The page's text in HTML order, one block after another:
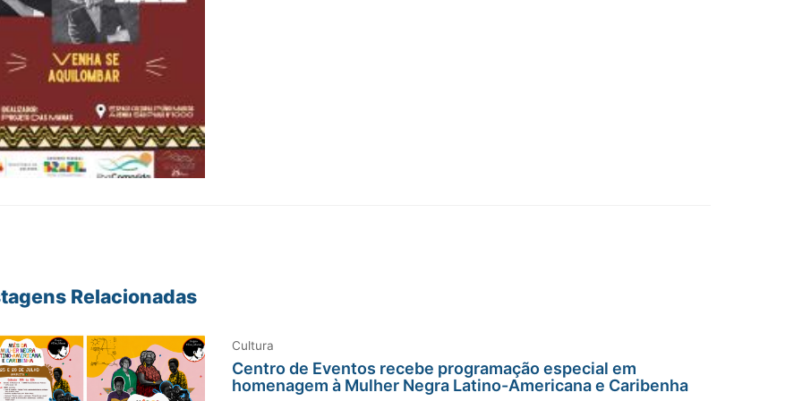
Relacionadas
Cultura
Centro de Eventos recebe programação especial em
homenagem à Mulher Negra Latino-Americana e Caribenha